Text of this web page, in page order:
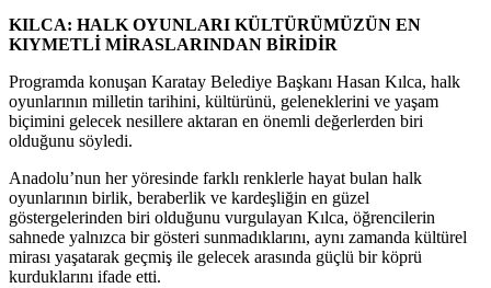
KILCA: HALK OYUNLARI KÜLTÜRÜMÜZÜN EN
KIYMETLİ MİRASLARINDAN BİRİDİR
Programda konuşan Karatay Belediye Başkanı Hasan Kılca, halk
oyunlarının milletin tarihini, kültürünü, geleneklerini ve yaşam
biçimini gelecek nesillere aktaran en önemli değerlerden biri
olduğunu söyledi.
Anadolu’nun her yöresinde farklı renklerle hayat bulan halk
oyunlarının birlik, beraberlik ve kardeşliğin en güzel
göstergelerinden biri olduğunu vurgulayan Kılca, öğrencilerin
sahnede yalnızca bir gösteri sunmadıklarını, aynı zamanda kültürel
mirası yaşatarak geçmiş ile gelecek arasında güçlü bir köprü
kurduklarını ifade etti.